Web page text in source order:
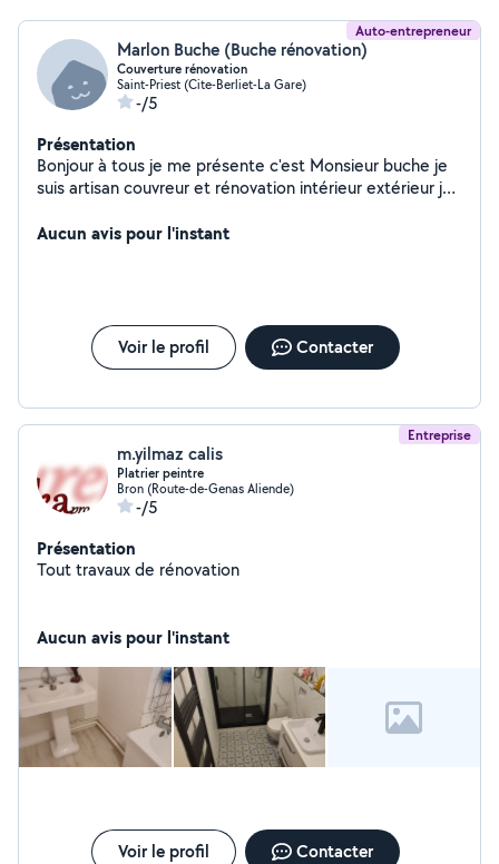
Auto-entrepreneur
Marlon Buche (Buche rénovation)
Couverture rénovation
Saint-Priest (Cite-Berliet-La Gare)
-/5
Présentation
Bonjour à tous je me présente c'est Monsieur buche je
suis artisan couvreur et rénovation intérieur extérieur je
le devis et le déplacement est gratuit et l'inspection de
Aucun avis pour l'instant
Voir le profil Contacter
Entreprise
m.yilmaz calis
Platrier peintre
Bron (Route-de-Genas Aliende)
-/5
Présentation
Tout travaux de rénovation
Aucun avis pour l'instant
Voir le profil Contacter